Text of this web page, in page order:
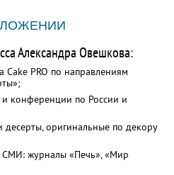
Александра Овешкова:
Cake PRO по направлениям
конференции по России и
десерты, оригинальные по декору
СМИ: журналы «Печь», «Мир